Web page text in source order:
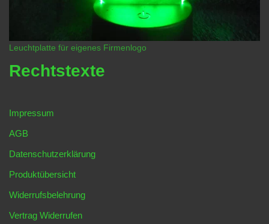
Leuchtplatte für eigenes Firmenlogo
Rechtstexte
Impressum
AGB
Datenschutzerklärung
Produktübersicht
Widerrufsbelehrung
Vertrag Widerrufen